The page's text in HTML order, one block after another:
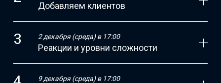
Добавляем клиентов
2 декабря (среда) в 17:00
Реакции и уровни сложности
9 декабря (среда) в 17:00